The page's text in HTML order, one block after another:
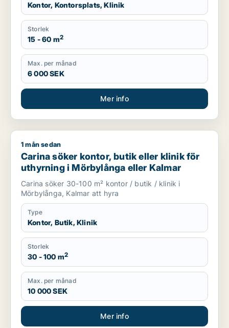
Kontor, Kontorsplats, Klinik
Storlek
15 - 60 m2
Max. per månad
6 000 SEK
Mer info
Carina söker kontor, butik eller klinik för uthyrning i
1 mån sedan
Carina söker kontor, butik eller klinik för
uthyrning i Mörbylånga eller Kalmar
Carina söker 30-100 m² kontor / butik / klinik i
Mörbylånga, Kalmar att hyra
Type
Kontor, Butik, Klinik
Storlek
30 - 100 m2
Max. per månad
10 000 SEK
Mer info